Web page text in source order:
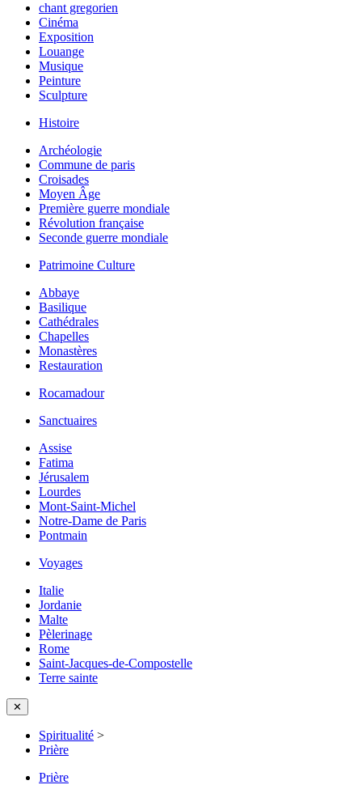
chant gregorien
Cinéma
Exposition
Louange
Musique
Peinture
Sculpture
Histoire
Archéologie
Commune de paris
Croisades
Moyen Âge
Première guerre mondiale
Révolution française
Seconde guerre mondiale
Patrimoine Culture
Abbaye
Basilique
Cathédrales
Chapelles
Monastères
Restauration
Rocamadour
Sanctuaires
Assise
Fatima
Jérusalem
Lourdes
Mont-Saint-Michel
Notre-Dame de Paris
Pontmain
Voyages
Italie
Jordanie
Malte
Pèlerinage
Rome
Saint-Jacques-de-Compostelle
Terre sainte
✕
Spiritualité >
Prière
Prière